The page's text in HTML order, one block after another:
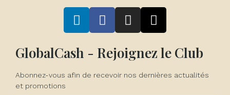
GlobalCash - Rejoignez le Club
Abonnez-vous afin de recevoir nos dernières actualités
et promotions